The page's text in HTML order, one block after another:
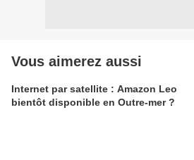
Vous aimerez aussi
Internet par satellite : Amazon Leo
bientôt disponible en Outre-mer ?